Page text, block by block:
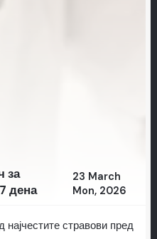
за
дена
23 March
Mon, 2026
стравови пред